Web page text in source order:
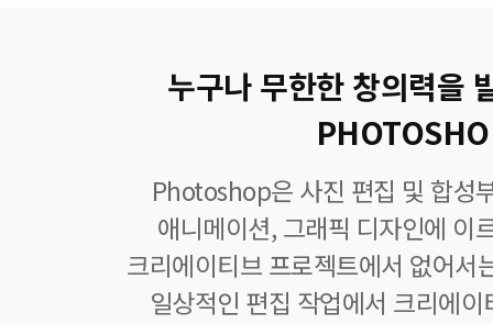
누구나 무한한 창의력을
Photoshop은 사진 편집 및 합성
애니메이션, 그래픽 디자인에 이
크리에이티브 프로젝트에서 없어서
일상적인 편집 작업에서 크리에